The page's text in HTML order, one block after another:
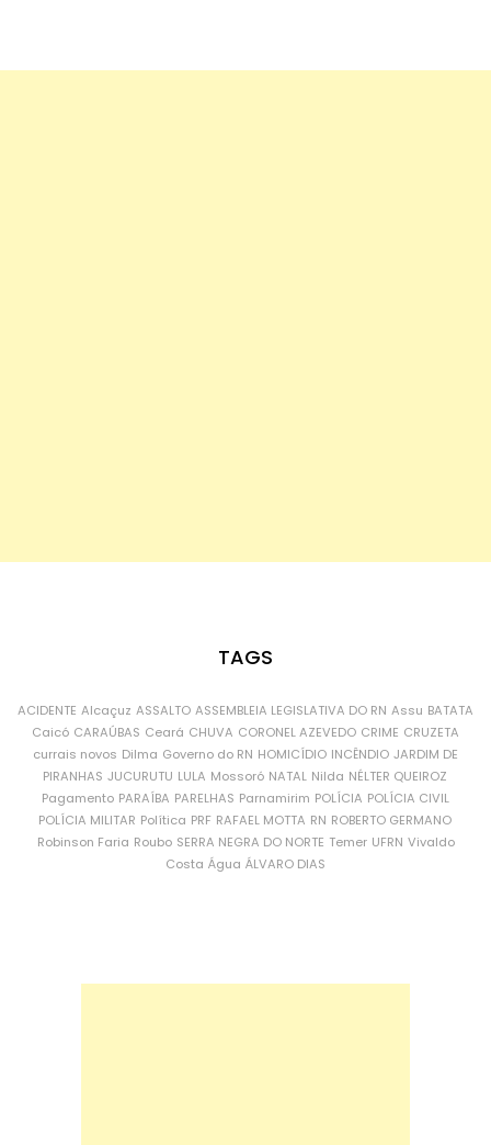
TAGS
ACIDENTE Alcaçuz ASSALTO ASSEMBLEIA LEGISLATIVA DO RN Assu BATATA
Caicó CARAÚBAS Ceará CHUVA CORONEL AZEVEDO CRIME CRUZETA
currais novos Dilma Governo do RN HOMICÍDIO INCÊNDIO JARDIM DE
PIRANHAS JUCURUTU LULA Mossoró NATAL Nilda NÉLTER QUEIROZ
Pagamento PARAÍBA PARELHAS Parnamirim POLÍCIA POLÍCIA CIVIL
POLÍCIA MILITAR Política PRF RAFAEL MOTTA RN ROBERTO GERMANO
Robinson Faria Roubo SERRA NEGRA DO NORTE Temer UFRN Vivaldo
Costa Água ÁLVARO DIAS